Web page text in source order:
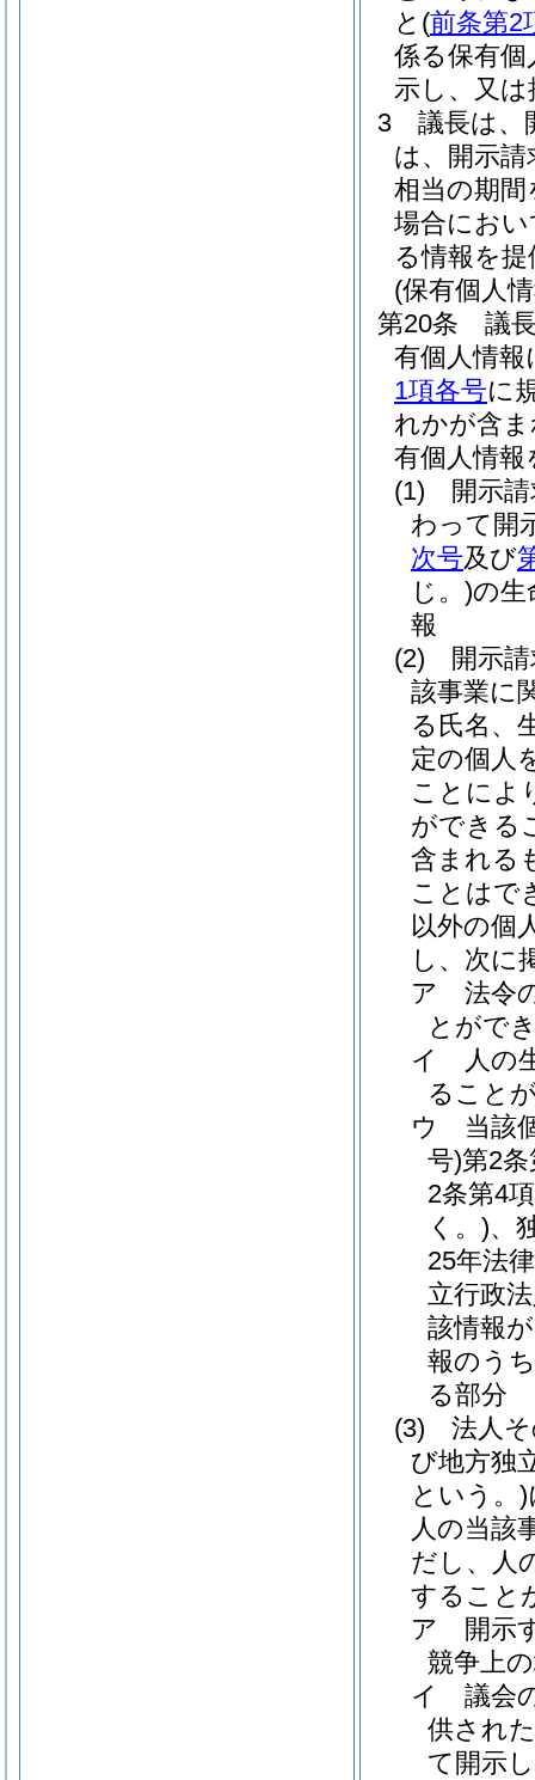
と (前条第2
係る保有
示し、又
3
議長は、
は、開示
相当の期
場合にお
る情報を
(保有個人
第20条
議
有個人情報
1項各号に
れかが含
有個人情
(1)
開示
わって開
次号及び
じ。)の生
報
(2)
開示
該事業に
る氏名、
定の個人
ことによ
ができる
含まれる
ことはで
以外の個
し、次に
ア
法令
とがで
イ
人の
ること
ウ
当該
号)第2
2条第4
く。)、
25年法
立行政
該情報
報のう
る部分
(3)
法人
び地方独
という。)
人の当該
だし、人
すること
ア
開示
競争上
イ
議会
供され
て開示